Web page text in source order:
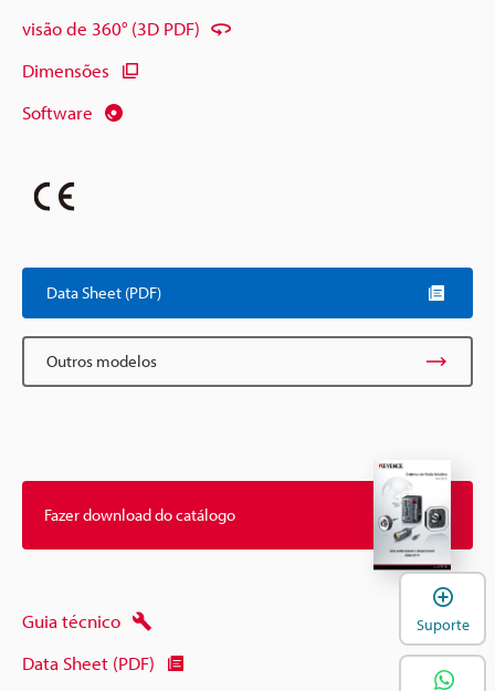
visão de 360° (3D PDF)
Dimensões
Software
Data Sheet (PDF)
Outros modelos
Fazer download do catálogo
Guia técnico
Data Sheet (PDF)
Suporte